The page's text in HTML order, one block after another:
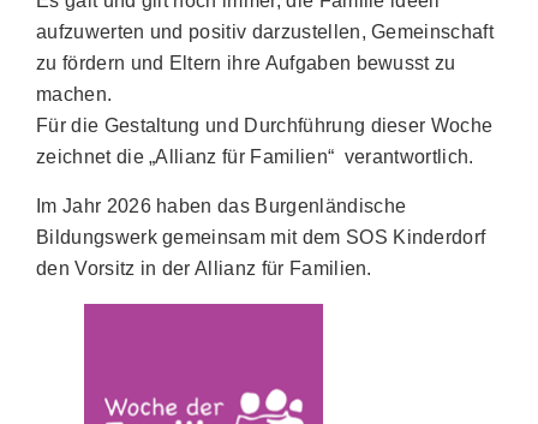
aufzuwerten und positiv darzustellen, Gemeinschaft
zu fördern und Eltern ihre Aufgaben bewusst zu
machen.
Für die Gestaltung und Durchführung dieser Woche
zeichnet die „Allianz für Familien“ verantwortlich.
Im Jahr 2026 haben das Burgenländische
Bildungswerk gemeinsam mit dem SOS Kinderdorf
den Vorsitz in der Allianz für Familien.